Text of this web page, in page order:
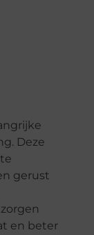
Deze
gerust
en beter